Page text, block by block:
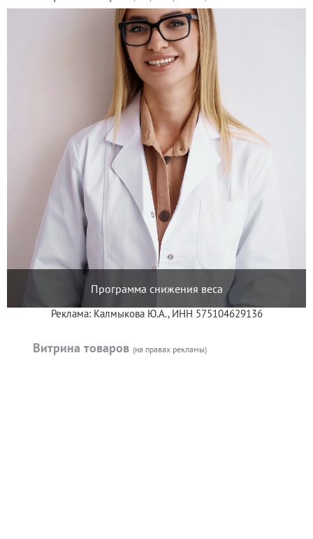
Программа снижения веса
Реклама: Калмыкова Ю.А., ИНН 575104629136
Витрина товаров (на правах рекламы)